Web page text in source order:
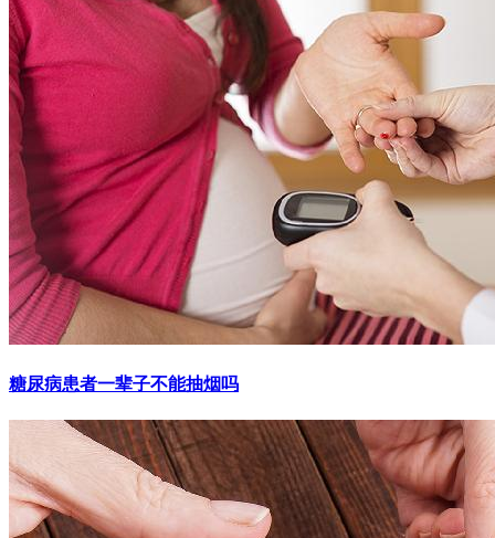
糖尿病患者一辈子不能抽烟吗